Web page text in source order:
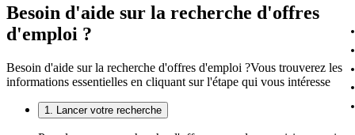
Besoin d'aide sur la recherche d'offres
d'emploi ?
Besoin d'aide sur la recherche d'offres d'emploi ?Vous trouverez les
informations essentielles en cliquant sur l'étape qui vous intéresse
1. Lancer votre recherche